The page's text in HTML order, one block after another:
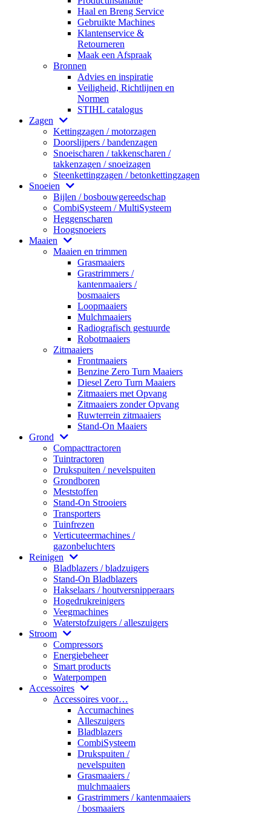
Haal en Breng Service
Gebruikte Machines
Klantenservice &
Retourneren
Maak een Afspraak
Bronnen
Advies en inspiratie
Veiligheid, Richtlijnen en
Normen
STIHL catalogus
Zagen
Kettingzagen / motorzagen
Doorslijpers / bandenzagen
Snoeischaren / takkenscharen /
takkenzagen / snoeizagen
Steenkettingzagen / betonkettingzagen
Snoeien
Bijlen / bosbouwgereedschap
CombiSysteem / MultiSysteem
Heggenscharen
Hoogsnoeiers
Maaien
Maaien en trimmen
Grasmaaiers
Grastrimmers /
kantenmaaiers /
bosmaaiers
Loopmaaiers
Mulchmaaiers
Radiografisch gestuurde
Robotmaaiers
Zitmaaiers
Frontmaaiers
Benzine Zero Turn Maaiers
Diesel Zero Turn Maaiers
Zitmaaiers met Opvang
Zitmaaiers zonder Opvang
Ruwterrein zitmaaiers
Stand-On Maaiers
Grond
Compacttractoren
Tuintractoren
Drukspuiten / nevelspuiten
Grondboren
Meststoffen
Stand-On Strooiers
Transporters
Tuinfrezen
Verticuteermachines /
gazonbeluchters
Reinigen
Bladblazers / bladzuigers
Stand-On Bladblazers
Hakselaars / houtversnipperaars
Hogedrukreinigers
Veegmachines
Waterstofzuigers / alleszuigers
Stroom
Compressors
Energiebeheer
Smart products
Waterpompen
Accessoires
Accessoires voor…
Accumachines
Alleszuigers
Bladblazers
CombiSysteem
Drukspuiten /
nevelspuiten
Grasmaaiers /
mulchmaaiers
Grastrimmers / kantenmaaiers
/ bosmaaiers